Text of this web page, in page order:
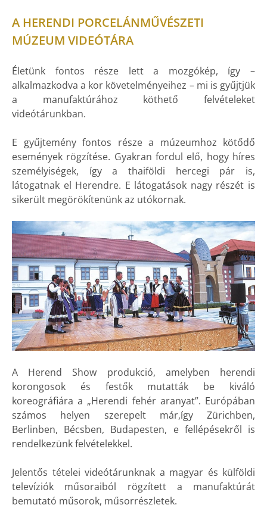
A HERENDI PORCELÁNMŰVÉSZETI
MÚZEUM VIDEÓTÁRA
Életünk fontos része lett a mozgókép, így –
alkalmazkodva a kor követelményeihez – mi is gyűjtjük
a manufaktúrához köthető felvételeket
videótárunkban.
E gyűjtemény fontos része a múzeumhoz kötődő
események rögzítése. Gyakran fordul elő, hogy híres
személyiségek, így a thaiföldi hercegi pár is,
látogatnak el Herendre. E látogatások nagy részét is
sikerült megörökítenünk az utókornak.
A Herend Show produkció, amelyben herendi
korongosok és festők mutatták be kiváló
koreográfiára a „Herendi fehér aranyat”. Európában
számos helyen szerepelt már,így Zürichben,
Berlinben, Bécsben, Budapesten, e fellépésekről is
rendelkezünk felvételekkel.
Jelentős tételei videótárunknak a magyar és külföldi
televíziók műsoraiból rögzített a manufaktúrát
bemutató műsorok, műsorrészletek.